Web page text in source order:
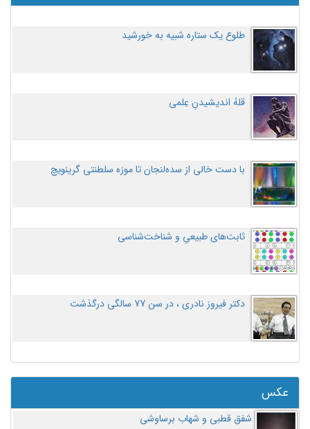
طلوع یک ستاره شبیه به خورشید
قلهُ اندیشیدنِ عِلمی
با دست خالی از سده‌لنجان تا موزه سلطنتی گرینویچ
ثابت‌های طبیعیِ و شناخت‌شناسی
دکتر فیروز نادری ، در سن 77 سالگی درگذشت
عکس
شفق قطبی و شهاب برساوشی